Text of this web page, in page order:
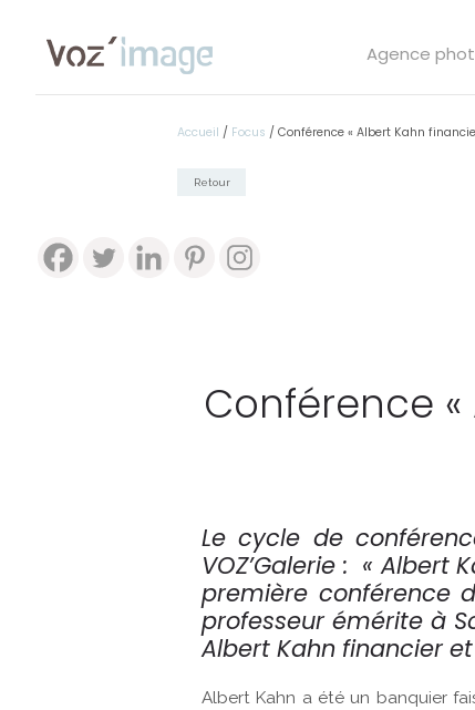
Agence
Accueil / Focus / Conférence « Albert Kahn
Retour
Conférence
Le cycle de
VOZ’Galerie : « Albert
première conférence
professeur émérite à
Albert Kahn financier
Albert Kahn a été un banquier